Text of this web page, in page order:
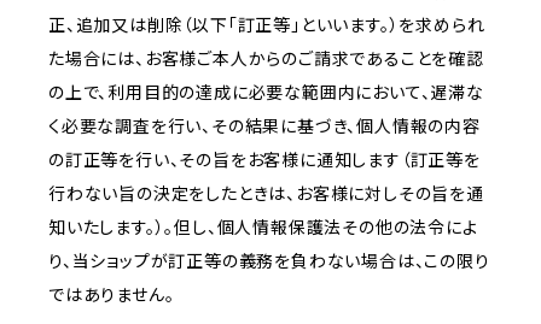
正、追加又は削除（以下「訂正等」といいます。）を求められ
た場合には、お客様ご本人からのご請求であることを確認
の上で、利用目的の達成に必要な範囲内において、遅滞な
く必要な調査を行い、その結果に基づき、個人情報の内容
の訂正等を行い、その旨をお客様に通知します（訂正等を
行わない旨の決定をしたときは、お客様に対しその旨を通
知いたします。）。但し、個人情報保護法その他の法令によ
り、当ショップが訂正等の義務を負わない場合は、この限り
ではありません。